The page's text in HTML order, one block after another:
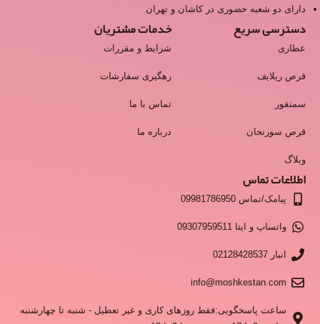
دارای دو شعبه حضوری در کاشان و تهران
دسترسی سریع
عطاری
قرص ریلایف
سمنقور
قرص سورنجان
وبلاگ
خدمات مشتریان
شرایط و مقررات
رهگیری سفارشات
تماس با ما
درباره ما
اطلاعات تماس
پیامک/تماس 09981786950
واتساپ و ایتا 09307959511
انبار 02128428537
info@moshkestan.com
ساعت پاسخگویی:فقط روزهای کاری و غیر تعطیل - شنبه تا چهارشنبه